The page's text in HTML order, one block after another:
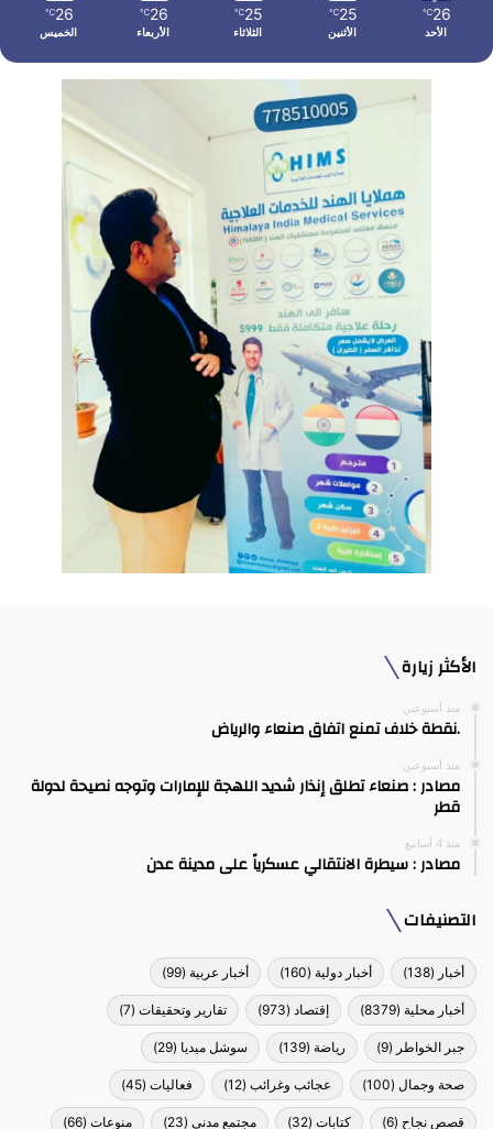
26
℃
الأحد
25
℃
الأثنين
25
℃
الثلاثاء
26
℃
الأربعاء
26
℃
الخميس
الأكثر زيارة
منذ أسبوعين
.نقطة خلاف تمنع اتفاق صنعاء والرياض
منذ أسبوعين
مصادر : صنعاء تطلق إنذار شديد اللهجة للإمارات وتوجه نصيحة لدولة
قطر
منذ 4 أسابيع
مصادر : سيطرة الانتقالي عسكرياً على مدينة عدن
التصنيفات
أخبار (138) أخبار دولية (160) أخبار عربية (99)
أخبار محلية (8379) إقتصاد (973) تقارير وتحقيقات (7)
جبر الخواطر (9) رياضة (139) سوشل ميديا (29)
صحة وجمال (100) عجائب وغرائب (12) فعاليات (45)
قصص نجاح (6) كتابات (32) مجتمع مدني (23) منوعات (66)